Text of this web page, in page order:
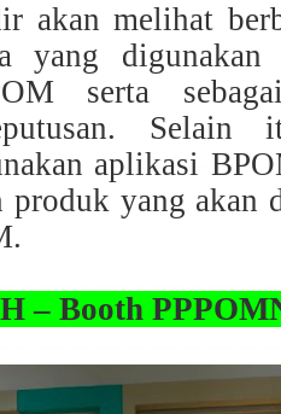
akan melihat
yang
serta
aplikasi
produk yang akan
– Booth